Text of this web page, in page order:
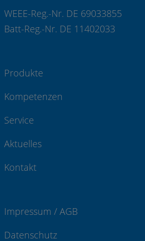
WEEE-Reg.-Nr. DE 69033855
Batt-Reg.-Nr. DE 11402033
Produkte
Kompetenzen
Service
Aktuelles
Kontakt
Impressum / AGB
Datenschutz